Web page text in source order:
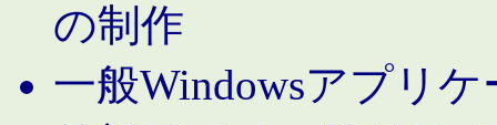
の制作
一般Windowsアプリ